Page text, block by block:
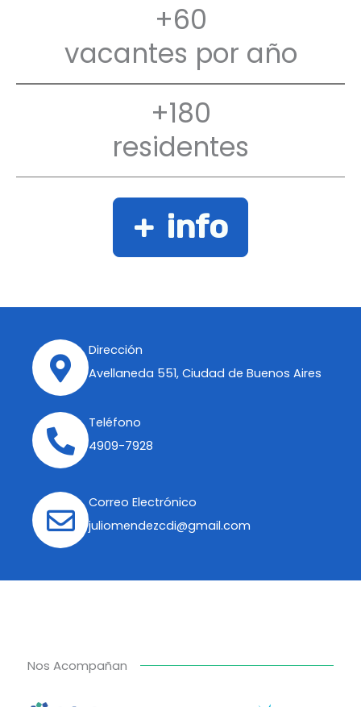
+60
vacantes por año
+180
residentes
+ info
Dirección
Avellaneda 551, Ciudad de Buenos Aires
Teléfono
4909-7928
Correo Electrónico
juliomendezcdi@gmail.com
Nos Acompañan